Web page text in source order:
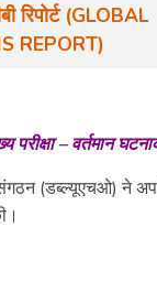
रिपोर्ट(GLOBAL
REPORT)
परीक्षा – वर्तमान
(डब्ल्यूएचओ) ने